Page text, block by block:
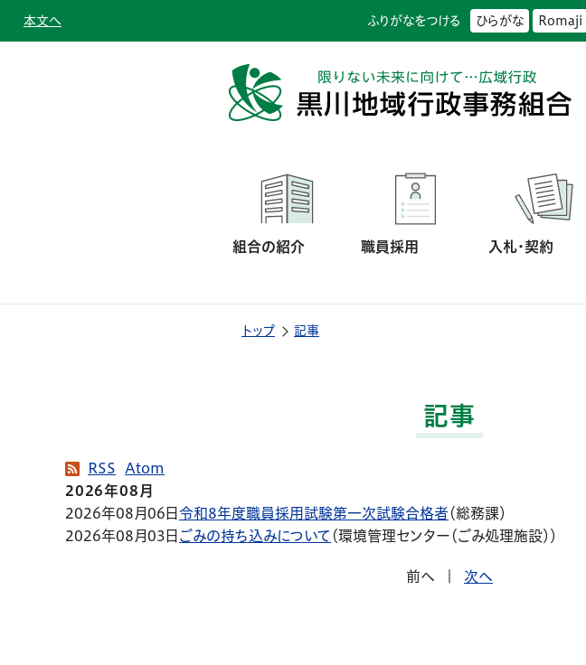
本文へ ふりがなをつける ひらがな Romaji
組合の紹介 職員採用 入札・契約
トップ 記事
記事
RSS
Atom
2026年08月
2026年08月06日 令和8年度職員採用試験第一次試験合格者 （総務課）
2026年08月03日 ごみの持ち込みについて （環境管理センター（ごみ処理施設） ）
前へ 次へ